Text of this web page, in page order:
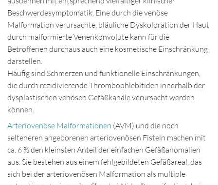
Beschwerdesymptomatik. Eine durch die venöse
Malformation verursachte, bläuliche Dyskoloration der Haut
durch malformierte Venenkonvolute kann für die
Betroffenen durchaus auch eine kosmetische Einschränkung
darstellen.
Häufig sind Schmerzen und funktionelle Einschränkungen,
die durch rezidivierende Thrombophlebitiden innerhalb der
dysplastischen venösen Gefäßkanäle verursacht werden
können.
Arteriovenöse Malformationen (AVM) und die noch
selteneren angeborenen arteriovenösen Fisteln machen mit
ca. 6 % den kleinsten Anteil der einfachen Gefäßanomalien
aus. Sie bestehen aus einem fehlgebildeten Gefäßareal, das
sich bei der arteriovenösen Malformation als multiple